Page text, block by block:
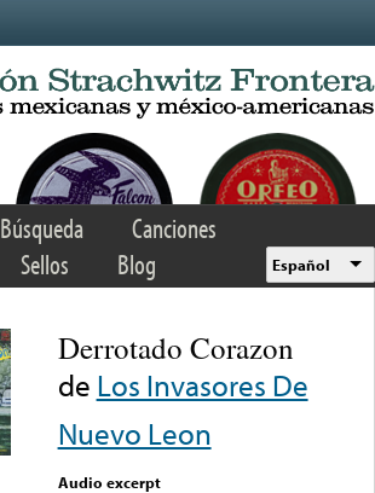
Búsqueda
Canciones
Sellos Blog Español
Derrotado Corazon
de Los Invasores De
Nuevo Leon
Audio excerpt